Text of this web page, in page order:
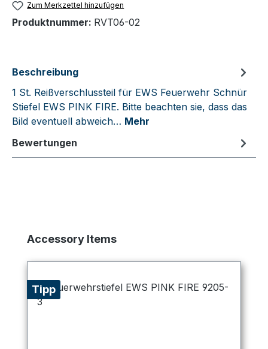
Zum Merkzettel hinzufügen
Produktnummer: RVT06-02
Beschreibung
1 St. Reißverschlussteil für EWS Feuerwehr Schnür
Stiefel EWS PINK FIRE. Bitte beachten sie, dass das
Bild eventuell abweich… Mehr
Bewertungen
Produktgalerie überspringen
Accessory Items
Tipp